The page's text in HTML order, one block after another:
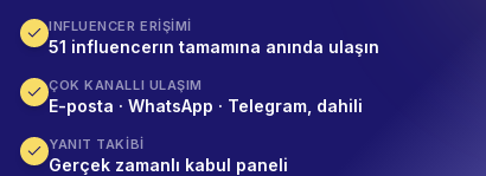
INFLUENCER ERIŞIMI
51 influencerın tamamına anında ulaşın
ÇOK KANALLI ULAŞIM
E-posta · WhatsApp · Telegram, dahili
YANIT TAKIBI
Gerçek zamanlı kabul paneli